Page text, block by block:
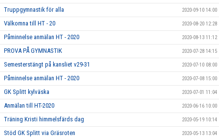
Truppgymnastik för alla 2020-09-10 14:00
Välkomna till HT - 20 2020-08-20 12:28
Påminnelse anmälan HT - 2020 2020-08-13 11:12
PROVA PÅ GYMNASTIK 2020-07-28 14:15
Semesterstängt på kansliet v29-31 2020-07-10 08:00
Påminnelse anmälan HT - 2020 2020-07-08 15:00
GK Splitt kylväska 2020-07-01 11:04
Anmälan till HT-2020 2020-06-16 10:00
Träning Kristi himmelsfärds dag 2020-05-19 10:14
Stöd GK Splitt via Gräsroten 2020-05-13 13:04